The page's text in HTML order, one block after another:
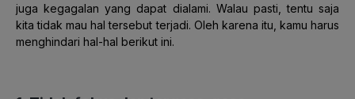
juga kegagalan yang dapat dialami. Walau pasti, tentu saja
kita tidak mau hal tersebut terjadi. Oleh karena itu, kamu harus
menghindari hal-hal berikut ini.